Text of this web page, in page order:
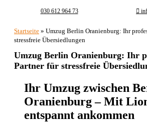
030 612 964 73
Startseite » Umzug Berlin Oranienburg: Ihr
stressfreie Übersiedlungen
Umzug Berlin Oranienburg: Ihr
Partner für stressfreie
Ihr Umzug zwischen
Oranienburg – Mit
entspannt ankommen